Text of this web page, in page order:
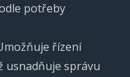
potřeby
řízení
usnadňuje správu